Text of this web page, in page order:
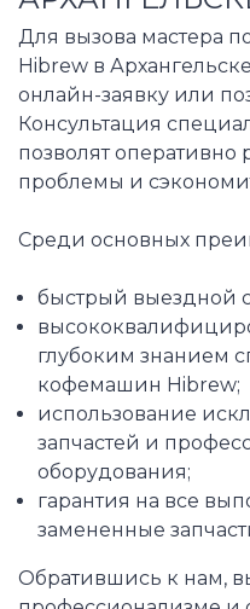
Для вызова мастера
Hibrew в
онлайн-заявку или
Консультация
позволят
проблемы и
Среди основных
быстрый выездной
глубоким знанием
кофемашин Hibrew;
использование
запчастей и
оборудования;
гарантия на все
замененные
Обратившись к нам,